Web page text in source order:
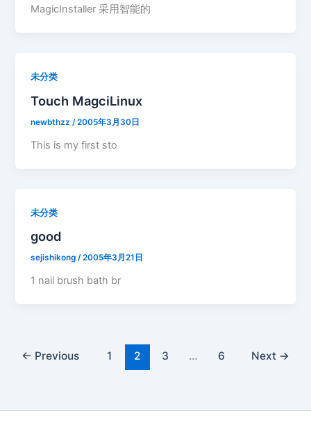
MagicInstaller 采用智能的
未分类
Touch MagciLinux
newbthzz/2005年3月30日
This is my first sto
未分类
good
sejishikong/2005年3月21日
1 nail brush bath br
← Previous 1 2 3 … 6 Next →